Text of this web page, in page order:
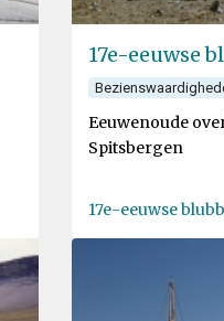
17e-eeuwse
Eeuwenoude
Spitsbergen
17e-eeuwse